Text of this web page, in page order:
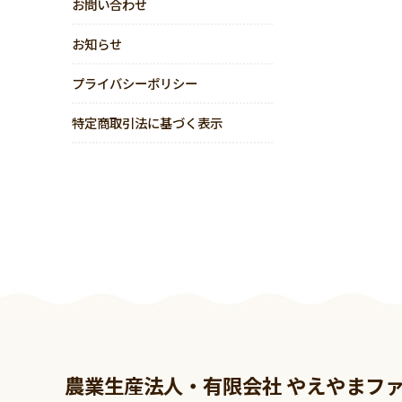
お問い合わせ
お知らせ
プライバシーポリシー
特定商取引法に基づく表示
農業生産法人・有限会社 やえやまフ